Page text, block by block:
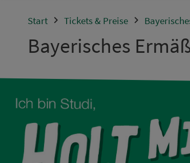
Start Tickets & Preise
Bay­e­risches